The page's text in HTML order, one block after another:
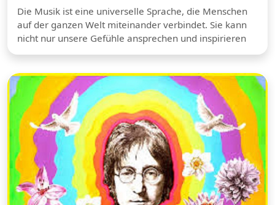
Die Musik ist eine universelle Sprache, die Menschen
auf der ganzen Welt miteinander verbindet. Sie kann
nicht nur unsere Gefühle ansprechen und inspirieren